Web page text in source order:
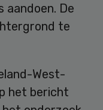
aandoen. De
te
West-
het bericht